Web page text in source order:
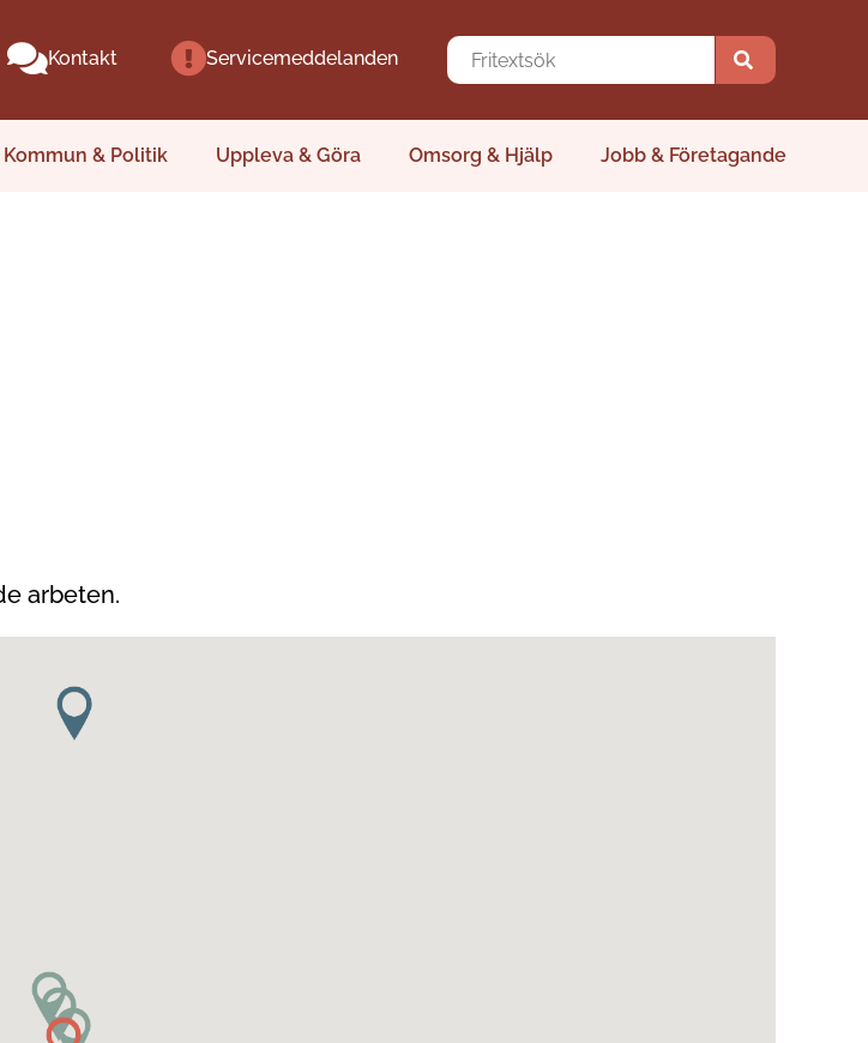
Kontakt Servicemeddelanden
Kommun & Politik Uppleva & Göra Omsorg & Hjälp Jobb & Företagande
arbeten.